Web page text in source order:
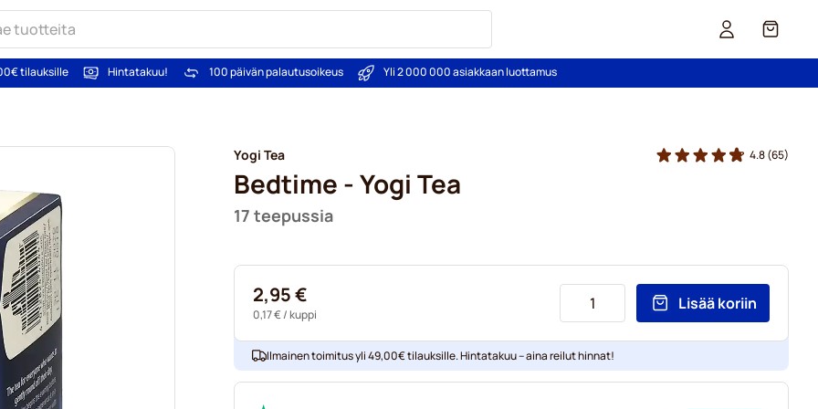
Kori
tilauksille Hintatakuu! 100 päivän palautusoikeus Yli 2 000 000 asiakkaan luottamus
Yogi Tea
Bedtime - Yogi Tea
17 teepussia
4.8(65)
2,95 €
0,17 €/ kuppi
Lisää koriin
Ilmainen toimitus yli 49,00€ tilauksille. Hintatakuu – aina reilut hinnat!